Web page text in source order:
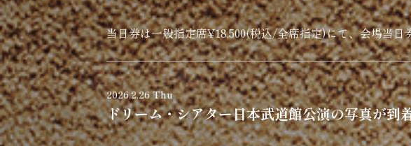
当日券は一般指定席¥18,500(税込/全席指定)にて、会場当日
2026.2.26 Thu
ドリーム・シアター日本武道館公演の写真が到